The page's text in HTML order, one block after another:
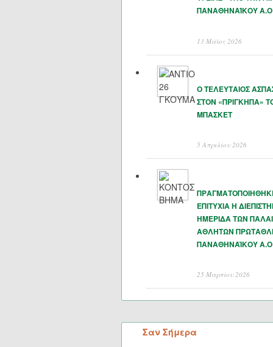
ΠΑΝΑΘΗΝΑΊΚΟΥ Α.Ο
13 Μάϊος 2026
Ο ΤΕΛΕΥΤΑΙΟΣ
ΣΤΟΝ «ΠΡΙΓΚΗΠΑ»
ΜΠΑΣΚΕΤ
5 Απριλίου 2026
ΕΠΙΤΥΧΙΑ Η
ΗΜΕΡΙΔΑ ΤΩΝ
ΑΘΛΗΤΩΝ
ΠΑΝΑΘΗΝΑΪΚΟΥ Α.Ο
25 Μαρτίου 2026
Σαν Σήμερα